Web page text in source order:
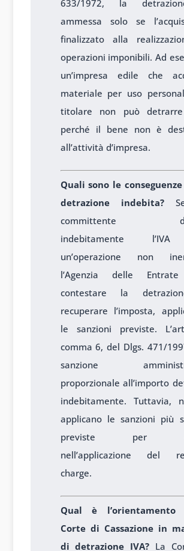
633/1972, la
ammessa solo se
finalizzato alla
operazioni imponibili. Ad
un’impresa edile che
materiale per uso
titolare non può detrarre
perché il bene non è
all’attività d’impresa.
Quali sono le
detrazione indebita?
committente
indebitamente
un’operazione non
l’Agenzia delle
contestare la
recuperare l’imposta,
le sanzioni previste.
comma 6, del Dlgs. 471/
sanzione
proporzionale all’importo
indebitamente. Tuttavia,
applicano le sanzioni più
previste per
nell’applicazione del
charge.
Qual è l’orientamento
Corte di Cassazione in
di detrazione IVA? La